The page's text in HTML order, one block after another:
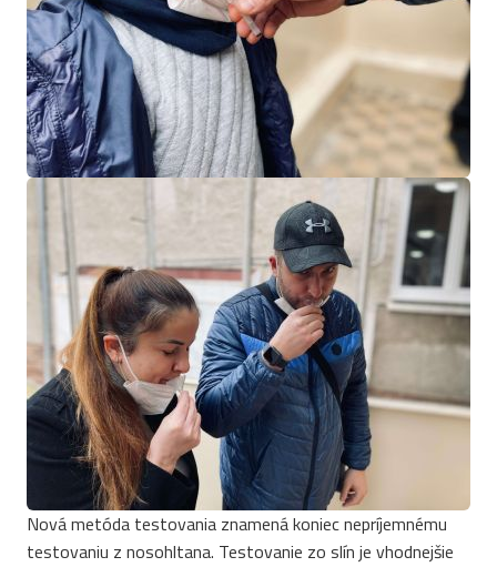
Nová metóda testovania znamená koniec nepríjemnému
testovaniu z nosohltana. Testovanie zo slín je vhodnejšie